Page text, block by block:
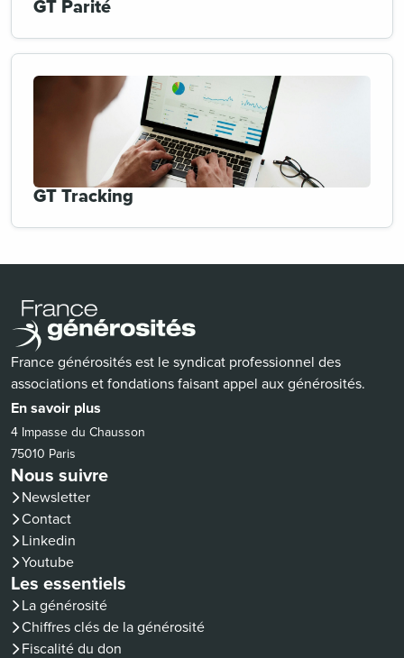
GT Parité
GT Tracking
France générosités est le syndicat professionnel des
associations et fondations faisant appel aux générosités.
En savoir plus
4 Impasse du Chausson
75010 Paris
Nous suivre
Newsletter
Contact
Linkedin
(nouvelle fenêtre)
Youtube
(nouvelle fenêtre)
Les essentiels
La générosité
Chiffres clés de la générosité
Fiscalité du don